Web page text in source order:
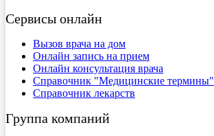
Сервисы онлайн
Вызов врача на дом
Онлайн запись на прием
Онлайн консультация врача
Справочник "Медицинские термины"
Справочник лекарств
Группа компаний